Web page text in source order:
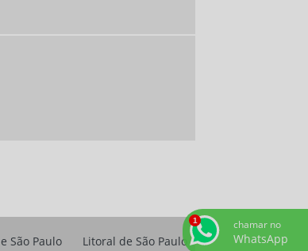
São Paulo Litoral de São Paulo
chamar no
WhatsApp